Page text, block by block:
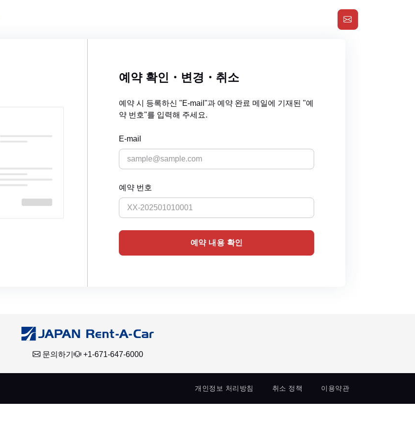
예약 확인・변경・취소
예약 시 등록하신 "E-mail"과 예약 완료 메일에 기재된 "예
약 번호"를 입력해 주세요.
E-mail
예약 번호
예약 내용 확인
문의하기 +1-671-647-6000
개인정보 처리방침 취소 정책 이용약관